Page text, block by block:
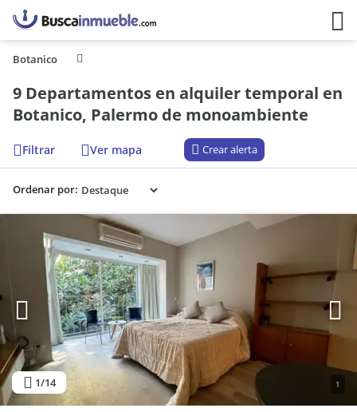
Botanico
9 Departamentos en alquiler temporal en
Botanico, Palermo de monoambiente
Filtrar Ver mapa Crear alerta
Ordenar por:
1/14 1